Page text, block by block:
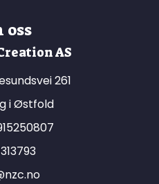
oss
AS
261
i Østfold